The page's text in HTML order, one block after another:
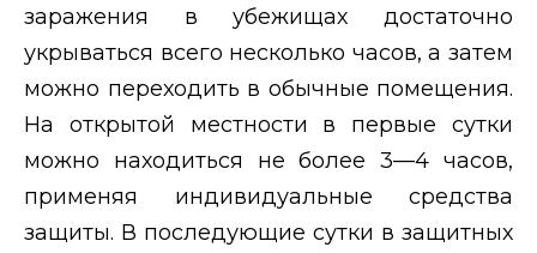
заражения
в убежищах достаточно
укрываться всего несколько часов, а затем
можно переходить в обычные помещения.
На открытой местности в первые сутки
можно находиться не более 3—4 часов,
применяя индивидуальные средства
защиты. В последующие сутки в защитных